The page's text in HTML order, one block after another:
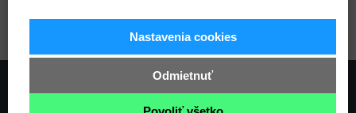
Nastavenia cookies
Odmietnuť